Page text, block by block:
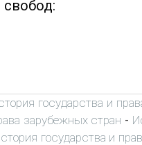
государства и
зарубежных стран -
государства и